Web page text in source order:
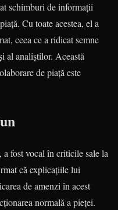
schimburi de informații
Cu toate acestea, el a
ceea ce a ridicat semne
al analiștilor. Această
de piață este
fost vocal în criticile sale la
că explicațiile lui
de amenzi în acest
normală a pieței.